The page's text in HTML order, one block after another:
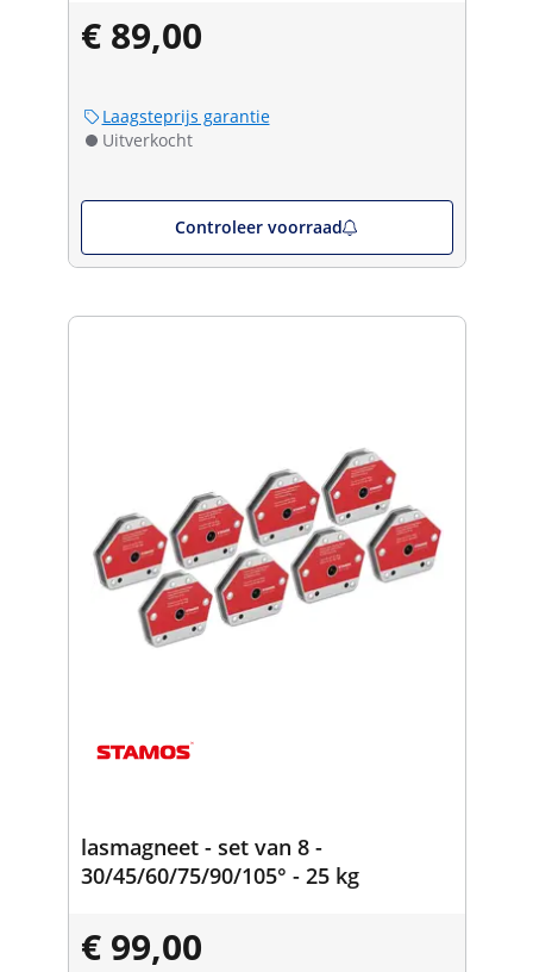
€ 89,00
Laagsteprijs garantie
Uitverkocht
Controleer voorraad
lasmagneet - set van 8 -
30/45/60/75/90/105° - 25 kg
€ 99,00